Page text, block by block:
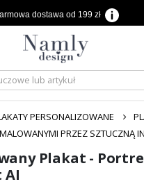
dostawa od 199 zł
PERSONALIZOWANE
PRZEZ SZTUCZNĄ
Plakat -
AI